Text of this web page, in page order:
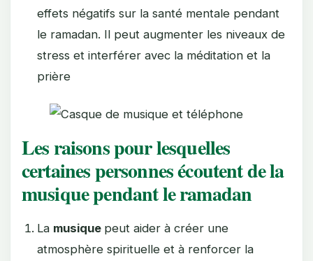
effets négatifs sur la santé mentale pendant
le ramadan. Il peut augmenter les niveaux de
stress et interférer avec la méditation et la
prière
Les raisons pour lesquelles
certaines personnes écoutent de la
musique pendant le ramadan
La musique peut aider à créer une
atmosphère spirituelle et à renforcer la